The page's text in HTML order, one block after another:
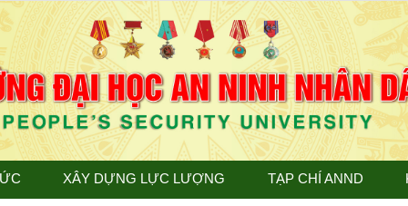
XÂY DỰNG LỰC LƯỢNG TẠP CHÍ ANND